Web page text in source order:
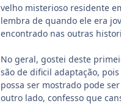
velho misterioso residente
lembra de quando ele era
encontrado nas outras
No geral, gostei deste
são de dificil adaptação,
possa ser mostrado pode
outro lado, confesso que